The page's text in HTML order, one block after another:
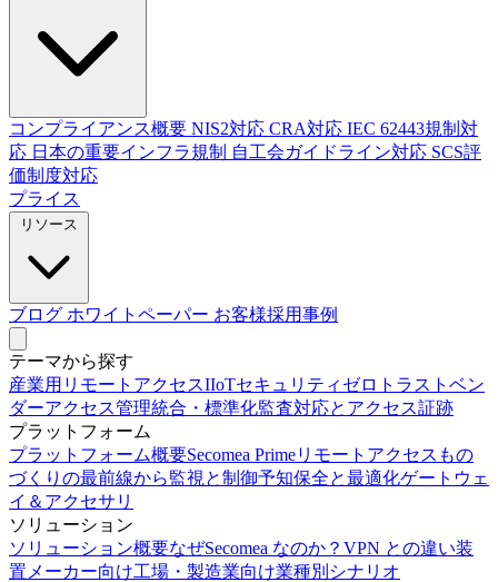
コンプライアンス概要 NIS2対応 CRA対応 IEC 62443規制対
応 日本の重要インフラ規制 自工会ガイドライン対応 SCS評
価制度対応
プライス
ブログ ホワイトペーパー お客様採用事例
テーマから探す
産業用リモートアクセスIIoTセキュリティ ゼロトラスト ベン
ダーアクセス管理統合・標準化監査対応とアクセス証跡
プラットフォーム
プラットフォーム概要Secomea Primeリモートアクセス もの
づくりの最前線から監視と制御予知保全と最適化ゲートウェ
イ＆アクセサリ
ソリューション
ソリューション概要なぜSecomea なのか？ VPN との違い装
置メーカー向け工場・製造業向け業種別シナリオ